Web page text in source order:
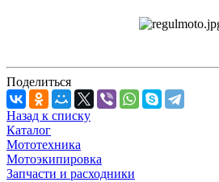
Поделиться
Назад к списку
Каталог
Мототехника
Мотоэкипировка
Запчасти и расходники